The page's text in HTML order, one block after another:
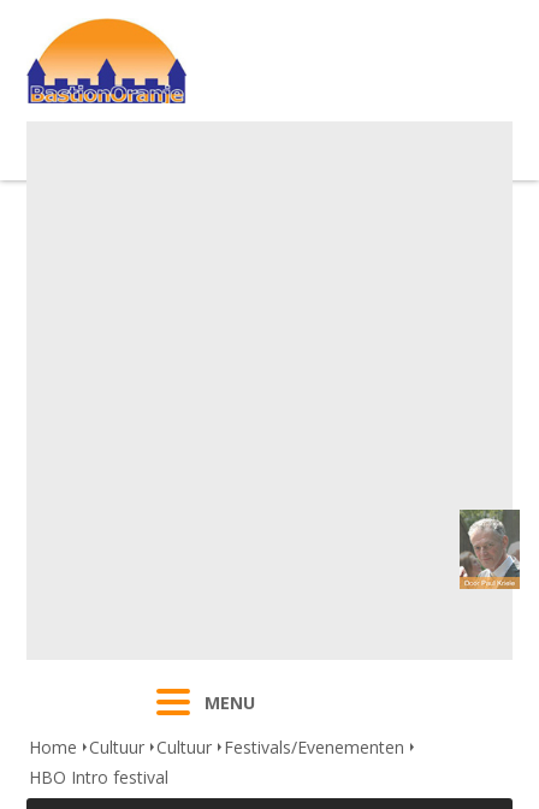
MENU
Home
Cultuur Cultuur Festivals/Evenementen
HBO Intro festival